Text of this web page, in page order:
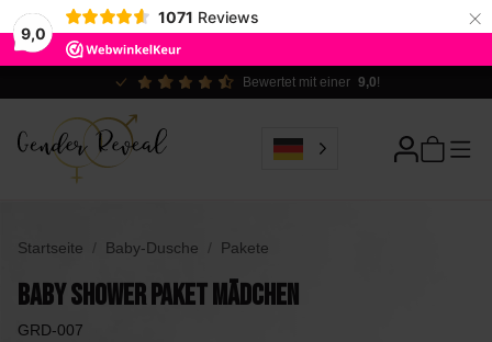
9,0
1071 Reviews ×
Ökologisch verantwortlich
Startseite Baby-Dusche Pakete
Baby Shower Paket Mädchen
GRD-007